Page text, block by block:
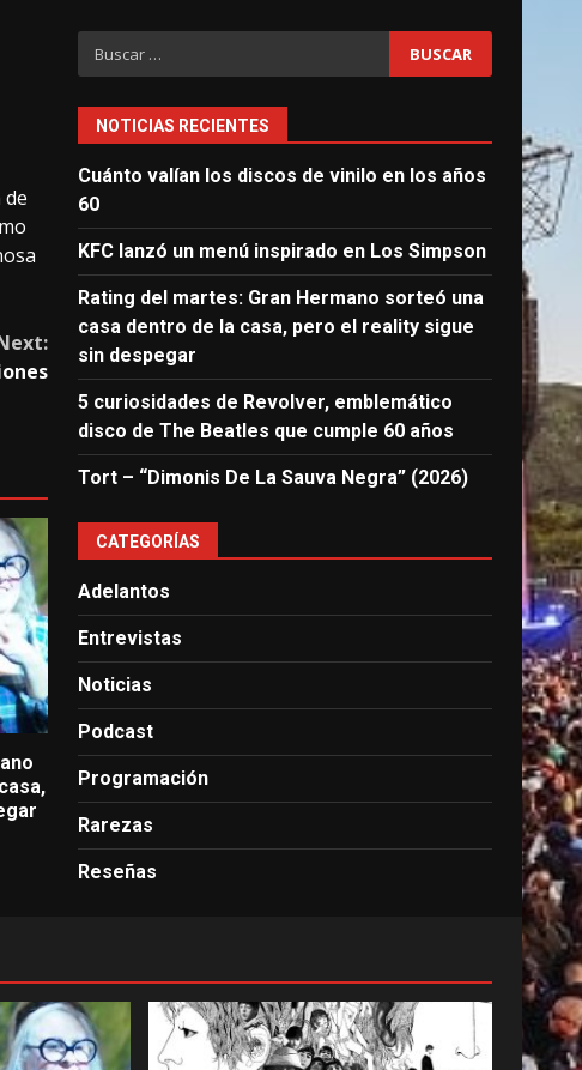
Buscar:
NOTICIAS RECIENTES
Cuánto valían los discos de vinilo en los años
60
KFC lanzó un menú inspirado en Los Simpson
Rating del martes: Gran Hermano sorteó una
casa dentro de la casa, pero el reality sigue
sin despegar
5 curiosidades de Revolver, emblemático
disco de The Beatles que cumple 60 años
Tort – “Dimonis De La Sauva Negra” (2026)
CATEGORÍAS
Adelantos
Entrevistas
Noticias
Podcast
Programación
Rarezas
Reseñas